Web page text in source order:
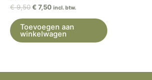
Gewaardeerd
5
€9,50€ 7,50 incl. btw.
Toevoegen aan
winkelwagen